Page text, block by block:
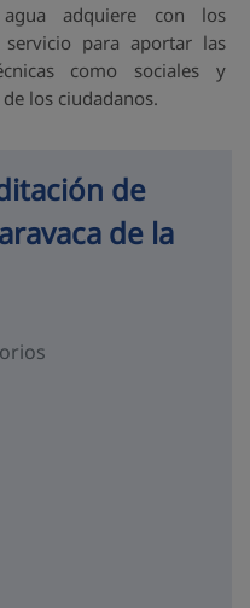
adquiere con los
para aportar las
como sociales y
los ciudadanos.
de
de la